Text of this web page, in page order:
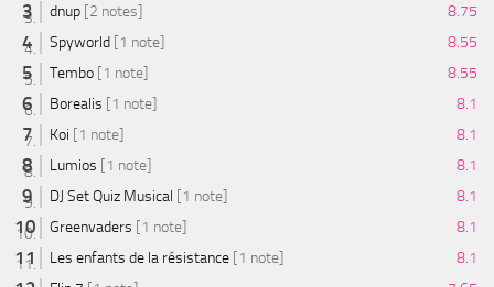
dnup [2 notes]
8.75
Spyworld [1 note]
8.55
Tembo [1 note]
8.55
Borealis [1 note]
8.1
Koi [1 note]
8.1
Lumios [1 note]
8.1
DJ Set Quiz Musical [1 note]
8.1
Greenvaders [1 note]
8.1
Les enfants de la résistance [1 note]
8.1